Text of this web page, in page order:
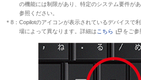
の機能には制限があり、特定のシステム要件が
参照ください。
＊8：Copilotのアイコンが表示されているデバイスで
場によって異なります。詳細は こちら をご参